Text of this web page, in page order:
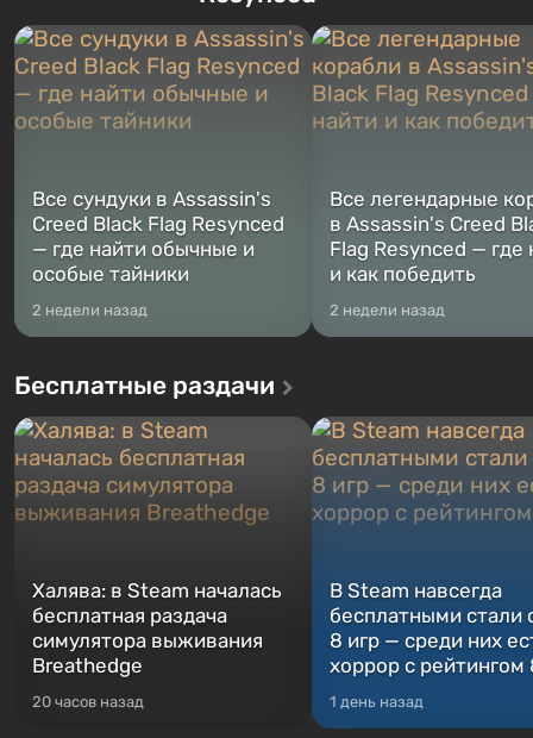
Жанр и...
Место действия Fallout...
Все сундуки в Assassin's
Creed Black Flag Resynced
— где найти обычные и
особые тайники
2 недели назад
Все легендарные
в Assassin's Creed
Flag Resynced — где
и как победить
2 недели назад
Бесплатные раздачи
Халява: в Steam началась
бесплатная раздача
симулятора выживания
Breathedge
20 часов назад
В Steam навсегда
бесплатными стали
8 игр — среди них
хоррор с рейтингом
1 день назад